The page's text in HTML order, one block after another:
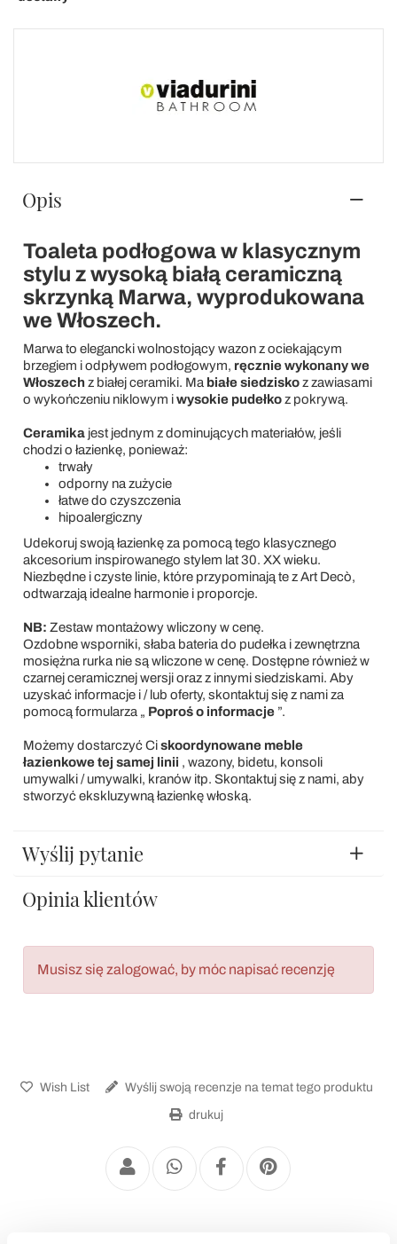
Opis
Toaleta podłogowa w klasycznym
stylu z wysoką białą ceramiczną
skrzynką Marwa, wyprodukowana
we Włoszech.
Marwa to elegancki wolnostojący wazon z ociekającym
brzegiem i odpływem podłogowym, ręcznie wykonany we
Włoszech z białej ceramiki. Ma białe siedziskoz zawiasami
o wykończeniu niklowym iwysokie pudełkoz pokrywą.
Ceramikajest jednym z dominujących materiałów, jeśli
chodzi o łazienkę, ponieważ:
trwały
odporny na zużycie
łatwe do czyszczenia
hipoalergiczny
Udekoruj swoją łazienkę za pomocą tego klasycznego
akcesorium inspirowanego stylem lat 30. XX wieku.
Niezbędne i czyste linie, które przypominają te z Art Decò,
odtwarzają idealne harmonie i proporcje.
NB: Zestaw montażowy wliczony w cenę.
Ozdobne wsporniki, słaba bateria do pudełka i zewnętrzna
mosiężna rurka nie są wliczone w cenę. Dostępne również w
czarnej ceramicznej wersji oraz z innymi siedziskami. Aby
uzyskać informacje i / lub oferty, skontaktuj się z nami za
pomocą formularza „ Poproś o informacje”.
Możemy dostarczyć Ciskoordynowane meble
łazienkowe tej samej linii , wazony, bidetu, konsoli
umywalki / umywalki, kranów itp. Skontaktuj się z nami, aby
stworzyć ekskluzywną łazienkę włoską.
Wyślij pytanie
Opinia klientów
Musisz się zalogować, by móc napisać recenzję
Wish List Wyślij swoją recenzje na temat tego produktu
drukuj